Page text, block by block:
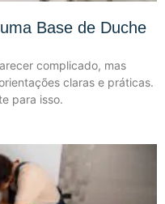
Base de Duche
complicado, mas
claras e práticas.
para isso.